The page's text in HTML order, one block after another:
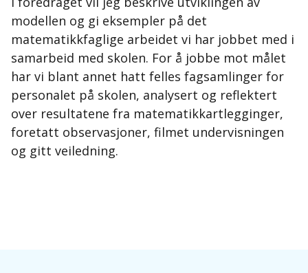
modellen og gi eksempler på det
matematikkfaglige arbeidet vi har jobbet med i
samarbeid med skolen. For å jobbe mot målet
har vi blant annet hatt felles fagsamlinger for
personalet på skolen, analysert og reflektert
over resultatene fra matematikkartlegginger,
foretatt observasjoner, filmet undervisningen
og gitt veiledning.